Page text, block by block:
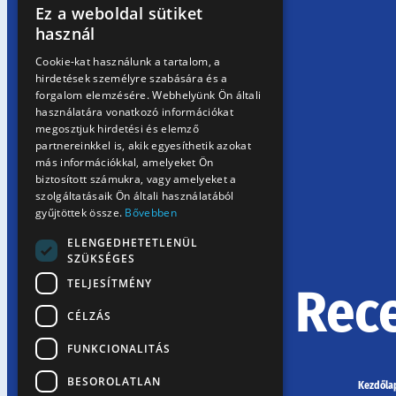
SK
RO
Ez a weboldal sütiket
használ
Cookie-kat használunk a tartalom, a
hirdetések személyre szabására és a
forgalom elemzésére. Webhelyünk Ön általi
használatára vonatkozó információkat
megosztjuk hirdetési és elemző
partnereinkkel is, akik egyesíthetik azokat
más információkkal, amelyeket Ön
biztosított számukra, vagy amelyeket a
szolgáltatásaik Ön általi használatából
gyűjtöttek össze. Bővebben
ELENGEDHETETLENÜL
SZÜKSÉGES
TELJESÍTMÉNY
CÉLZÁS
FUNKCIONALITÁS
BESOROLATLAN